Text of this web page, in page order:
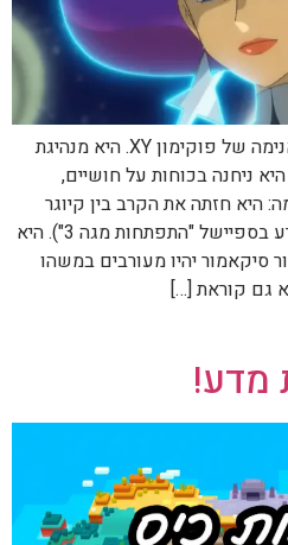
אולימפיה היא דמות מסדרת האנימה של פוקימון XY. היא מנהיגת
ניחנה בכוחות על חושיים,
היא חזתה את הקרב בין קיוגר
הקדום לגראודון הקדום (שאירע בספיישל "התפתחות מגה 3"). היא
סיקאמור יהיו מעורבים במשהו
גם קוראת […]
מדע!